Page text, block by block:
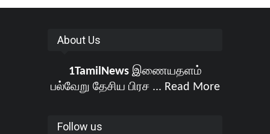
About Us
1TamilNewsஇணையதளம்
பல்வேறு தேசிய பிரச ... Read More
Follow us